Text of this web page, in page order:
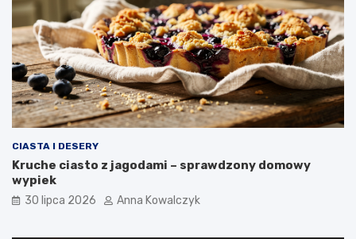
CIASTA I DESERY
Kruche ciasto z jagodami – sprawdzony domowy
wypiek
30 lipca 2026 Anna Kowalczyk